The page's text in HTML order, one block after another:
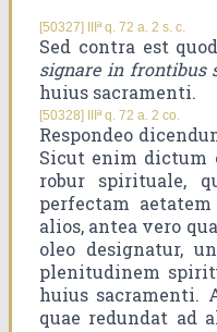
[50327] IIIª q. 72 a. 2 s. c.
Sed contra est
signare in frontibus
huius sacramenti.
[50328] IIIª q. 72 a. 2 co.
Respondeo
Sicut enim dictum
robur spirituale,
perfectam
alios, antea vero
oleo designatur,
plenitudinem
huius sacramenti.
quae redundat ad